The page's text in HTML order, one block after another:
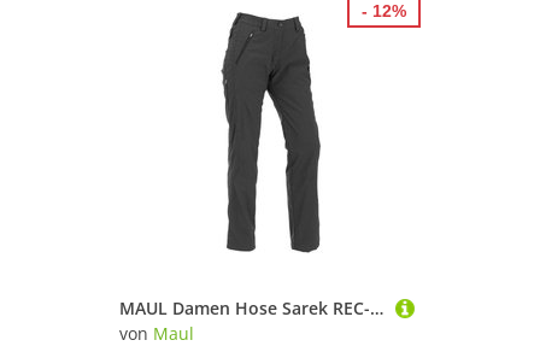
MAUL Damen Hose Sarek REC-elast.Hose mit Megat
von Maul
- 12%